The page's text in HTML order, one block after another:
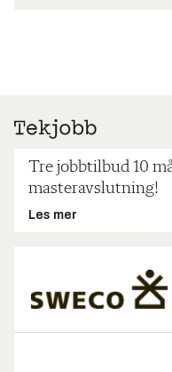
Tre jobbtilbud 10
masteravslutning!
Les mer